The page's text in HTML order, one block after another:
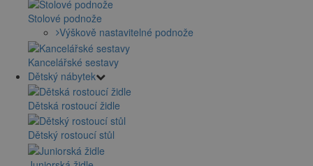
Stolové podnože
Výškově nastavitelné podnože
Kancelářské sestavy
Dětský nábytek
Dětská rostoucí židle
Dětský rostoucí stůl